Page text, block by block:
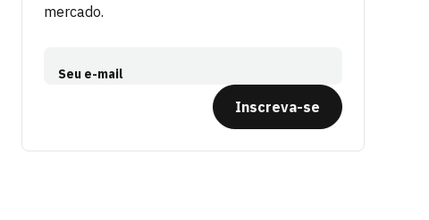
mercado.
Seu e-mail
Inscreva-se